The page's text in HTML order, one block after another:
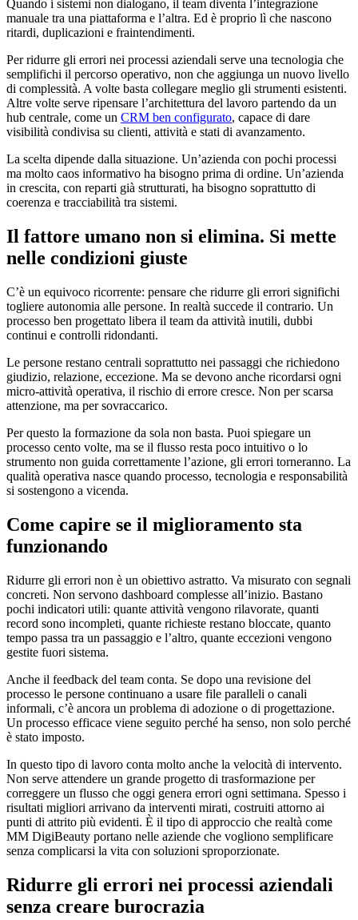
Quando i sistemi non dialogano, il team diventa l’integrazione
manuale tra una piattaforma e l’altra. Ed è proprio lì che nascono
ritardi, duplicazioni e fraintendimenti.
Per ridurre gli errori nei processi aziendali serve una tecnologia che
semplifichi il percorso operativo, non che aggiunga un nuovo livello
di complessità. A volte basta collegare meglio gli strumenti esistenti.
Altre volte serve ripensare l’architettura del lavoro partendo da un
hub centrale, come un CRM ben configurato, capace di dare
visibilità condivisa su clienti, attività e stati di avanzamento.
La scelta dipende dalla situazione. Un’azienda con pochi processi
ma molto caos informativo ha bisogno prima di ordine. Un’azienda
in crescita, con reparti già strutturati, ha bisogno soprattutto di
coerenza e tracciabilità tra sistemi.
Il fattore umano non si elimina. Si mette
nelle condizioni giuste
C’è un equivoco ricorrente: pensare che ridurre gli errori significhi
togliere autonomia alle persone. In realtà succede il contrario. Un
processo ben progettato libera il team da attività inutili, dubbi
continui e controlli ridondanti.
Le persone restano centrali soprattutto nei passaggi che richiedono
giudizio, relazione, eccezione. Ma se devono anche ricordarsi ogni
micro-attività operativa, il rischio di errore cresce. Non per scarsa
attenzione, ma per sovraccarico.
Per questo la formazione da sola non basta. Puoi spiegare un
processo cento volte, ma se il flusso resta poco intuitivo o lo
strumento non guida correttamente l’azione, gli errori torneranno. La
qualità operativa nasce quando processo, tecnologia e responsabilità
si sostengono a vicenda.
Come capire se il miglioramento sta
funzionando
Ridurre gli errori non è un obiettivo astratto. Va misurato con segnali
concreti. Non servono dashboard complesse all’inizio. Bastano
pochi indicatori utili: quante attività vengono rilavorate, quanti
record sono incompleti, quante richieste restano bloccate, quanto
tempo passa tra un passaggio e l’altro, quante eccezioni vengono
gestite fuori sistema.
Anche il feedback del team conta. Se dopo una revisione del
processo le persone continuano a usare file paralleli o canali
informali, c’è ancora un problema di adozione o di progettazione.
Un processo efficace viene seguito perché ha senso, non solo perché
è stato imposto.
In questo tipo di lavoro conta molto anche la velocità di intervento.
Non serve attendere un grande progetto di trasformazione per
correggere un flusso che oggi genera errori ogni settimana. Spesso i
risultati migliori arrivano da interventi mirati, costruiti attorno ai
punti di attrito più evidenti. È il tipo di approccio che realtà come
MM DigiBeauty portano nelle aziende che vogliono semplificare
senza complicarsi la vita con soluzioni sproporzionate.
Ridurre gli errori nei processi aziendali
senza creare burocrazia